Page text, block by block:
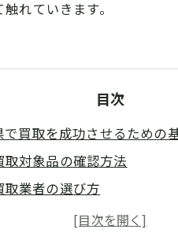
れていきます。
目次
で買取を成功させるための
取対象品の確認方法
取業者の選び方
査定の基本手順